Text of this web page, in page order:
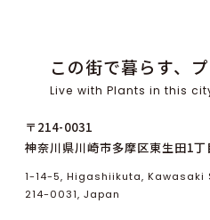
この街で暮らす、
Live with Plants in this
〒214-0031
神奈川県川崎市多摩区東生田1
1-14-5, Higashiikuta, Kawasaki
214-0031, Japan